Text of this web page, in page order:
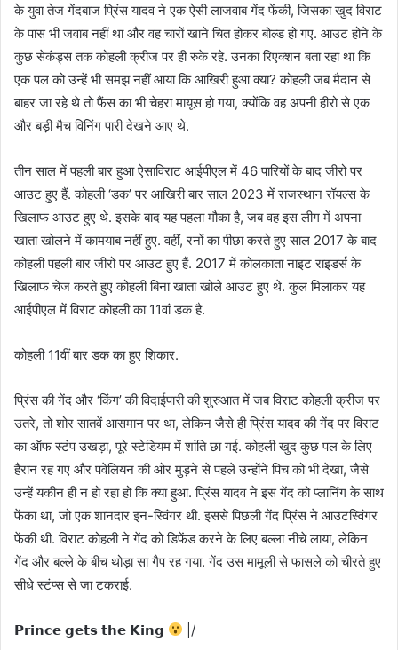
के युवा तेज गेंदबाज प्रिंस यादव ने एक ऐसी लाजवाब गेंद फेंकी, जिसका खुद विराट
के पास भी जवाब नहीं था और वह चारों खाने चित होकर बोल्ड हो गए. आउट होने के
कुछ सेकंड्स तक कोहली क्रीज पर ही रुके रहे. उनका रिएक्शन बता रहा था कि
एक पल को उन्हें भी समझ नहीं आया कि आखिरी हुआ क्या? कोहली जब मैदान से
बाहर जा रहे थे तो फैंस का भी चेहरा मायूस हो गया, क्योंकि वह अपनी हीरो से एक
और बड़ी मैच विनिंग पारी देखने आए थे.
तीन साल में पहली बार हुआ ऐसाविराट आईपीएल में 46 पारियों के बाद जीरो पर
आउट हुए हैं. कोहली ‘डक’ पर आखिरी बार साल 2023 में राजस्थान रॉयल्स के
खिलाफ आउट हुए थे. इसके बाद यह पहला मौका है, जब वह इस लीग में अपना
खाता खोलने में कामयाब नहीं हुए. वहीं, रनों का पीछा करते हुए साल 2017 के बाद
कोहली पहली बार जीरो पर आउट हुए हैं. 2017 में कोलकाता नाइट राइडर्स के
खिलाफ चेज करते हुए कोहली बिना खाता खोले आउट हुए थे. कुल मिलाकर यह
आईपीएल में विराट कोहली का 11वां डक है.
कोहली 11वीं बार डक का हुए शिकार.
प्रिंस की गेंद और ‘किंग’ की विदाईपारी की शुरुआत में जब विराट कोहली क्रीज पर
उतरे, तो शोर सातवें आसमान पर था, लेकिन जैसे ही प्रिंस यादव की गेंद पर विराट
का ऑफ स्टंप उखड़ा, पूरे स्टेडियम में शांति छा गई. कोहली खुद कुछ पल के लिए
हैरान रह गए और पवेलियन की ओर मुड़ने से पहले उन्होंने पिच को भी देखा, जैसे
उन्हें यकीन ही न हो रहा हो कि क्या हुआ. प्रिंस यादव ने इस गेंद को प्लानिंग के साथ
फेंका था, जो एक शानदार इन-स्विंगर थी. इससे पिछली गेंद प्रिंस ने आउटस्विंगर
फेंकी थी. विराट कोहली ने गेंद को डिफेंड करने के लिए बल्ला नीचे लाया, लेकिन
गेंद और बल्ले के बीच थोड़ा सा गैप रह गया. गेंद उस मामूली से फासले को चीरते हुए
सीधे स्टंप्स से जा टकराई.
𝗣𝗿𝗶𝗻𝗰𝗲 𝗴𝗲𝘁𝘀 𝘁𝗵𝗲 𝗞𝗶𝗻𝗴 |/